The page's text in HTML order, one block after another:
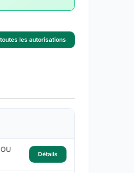
les autorisations
Détails